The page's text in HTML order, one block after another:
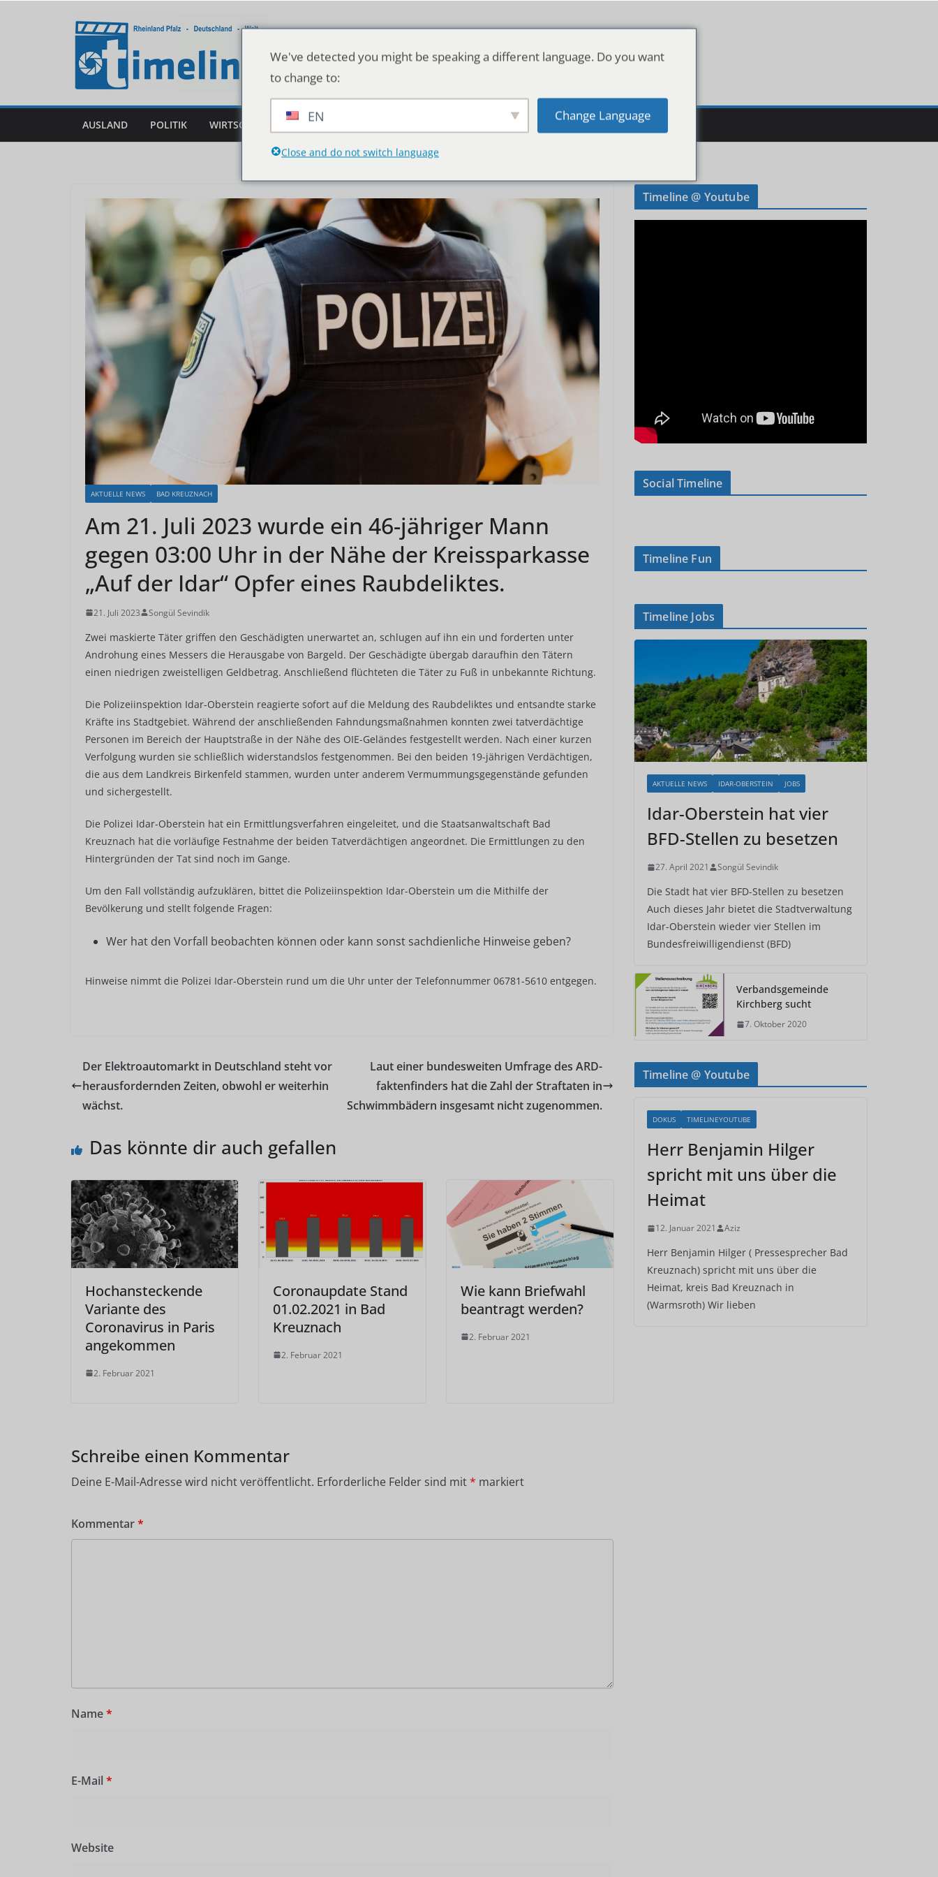
AUSLAND POLITIK WIRTSCHAFT DEUTSCHLAND & WELT
AKTUELLE NEWS BAD KREUZNACH
Am 21. Juli 2023 wurde ein 46-jähriger Mann
gegen 03:00 Uhr in der Nähe der Kreissparkasse
„Auf der Idar“ Opfer eines Raubdeliktes.
21. Juli 2023 Songül Sevindik
Zwei maskierte Täter griffen den Geschädigten unerwartet an, schlugen auf ihn ein und forderten unter
Androhung eines Messers die Herausgabe von Bargeld. Der Geschädigte übergab daraufhin den Tätern
einen niedrigen zweistelligen Geldbetrag. Anschließend flüchteten die Täter zu Fuß in unbekannte Richtung.
Die Polizeiinspektion Idar-Oberstein reagierte sofort auf die Meldung des Raubdeliktes und entsandte starke
Kräfte ins Stadtgebiet. Während der anschließenden Fahndungsmaßnahmen konnten zwei tatverdächtige
Personen im Bereich der Hauptstraße in der Nähe des OIE-Geländes festgestellt werden. Nach einer kurzen
Verfolgung wurden sie schließlich widerstandslos festgenommen. Bei den beiden 19-jährigen Verdächtigen,
die aus dem Landkreis Birkenfeld stammen, wurden unter anderem Vermummungsgegenstände gefunden
und sichergestellt.
Die Polizei Idar-Oberstein hat ein Ermittlungsverfahren eingeleitet, und die Staatsanwaltschaft Bad
Kreuznach hat die vorläufige Festnahme der beiden Tatverdächtigen angeordnet. Die Ermittlungen zu den
Hintergründen der Tat sind noch im Gange.
Um den Fall vollständig aufzuklären, bittet die Polizeiinspektion Idar-Oberstein um die Mithilfe der
Bevölkerung und stellt folgende Fragen:
Wer hat den Vorfall beobachten können oder kann sonst sachdienliche Hinweise geben?
Hinweise nimmt die Polizei Idar-Oberstein rund um die Uhr unter der Telefonnummer 06781-5610 entgegen.
Der Elektroautomarkt in Deutschland steht vor
herausfordernden Zeiten, obwohl er weiterhin
wächst.
Laut einer bundesweiten Umfrage des ARD-
faktenfinders hat die Zahl der Straftaten in
Schwimmbädern insgesamt nicht zugenommen.
Das könnte dir auch gefallen
Hochansteckende
Variante des
Coronavirus in Paris
angekommen
2. Februar 2021
Coronaupdate Stand
01.02.2021 in Bad
Kreuznach
2. Februar 2021
Wie kann Briefwahl
beantragt werden?
2. Februar 2021
Schreibe einen Kommentar
Deine E-Mail-Adresse wird nicht veröffentlicht. Erforderliche Felder sind mit* markiert
Kommentar*
Name*
E-Mail *
Website
Timeline @ Youtube
Social Timeline
Timeline Fun
Timeline Jobs
AKTUELLE NEWS IDAR-OBERSTEIN JOBS
Idar-Oberstein hat vier
BFD-Stellen zu besetzen
27. April 2021 Songül Sevindik
Die Stadt hat vier BFD-Stellen zu besetzen
Auch dieses Jahr bietet die Stadtverwaltung
Idar-Oberstein wieder vier Stellen im
Bundesfreiwilligendienst (BFD)
Verbandsgemeinde
Kirchberg sucht
7. Oktober 2020
Timeline @ Youtube
DOKUS TIMELINEYOUTUBE
Herr Benjamin Hilger
spricht mit uns über die
Heimat
12. Januar 2021 Aziz
Herr Benjamin Hilger ( Pressesprecher Bad
Kreuznach) spricht mit uns über die
Heimat, kreis Bad Kreuznach in
(Warmsroth) Wir lieben
We've detected you might be speaking a different language. Do you want
to change to:
EN Change Language
Close and do not switch language